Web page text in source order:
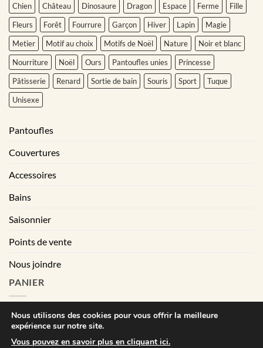
Chien
Château Dinosaure Dragon Espace Ferme
Fille
Fleurs
Forêt Fourrure Garçon Hiver Lapin
Magie
Metier
Motif au choix Motifs de Noël Nature
Noir et blanc
Nourriture
Noël Ours Pantoufles unies
Princesse
Pâtisserie
Renard Sortie de bain Souris Sport
Tuque
Unisexe
Pantoufles
Couvertures
Accessoires
Bains
Saisonnier
Points de vente
Nous joindre
PANIER
Conditions générales de vente
Nous utilisons des cookies pour vous offrir la meilleure
expérience sur notre site.
Vous pouvez en savoir plus en cliquant ici.